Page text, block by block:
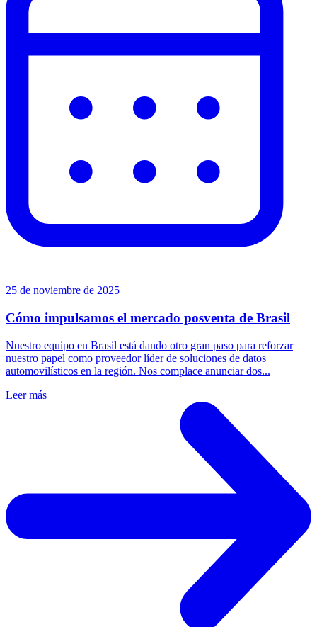
25 de noviembre de 2025
Cómo impulsamos el mercado posventa de Brasil
Nuestro equipo en Brasil está dando otro gran paso para reforzar
nuestro papel como proveedor líder de soluciones de datos
automovilísticos en la región. Nos complace anunciar dos...
Leer más